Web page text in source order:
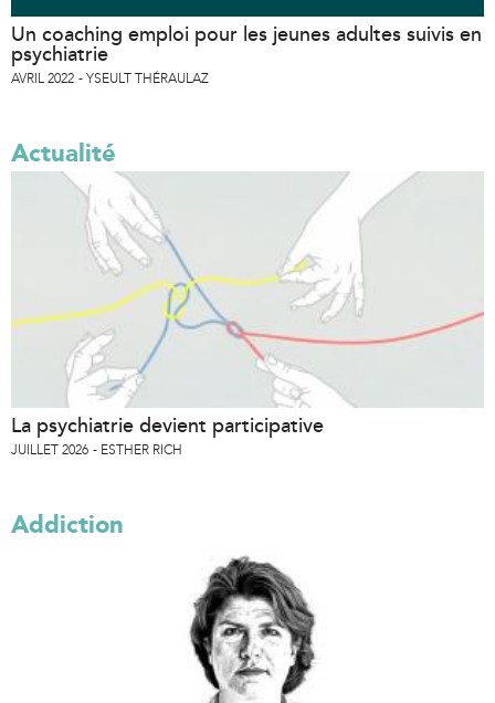
Un coaching emploi pour les jeunes adultes suivis en
psychiatrie
AVRIL 2022 YSEULT THÉRAULAZ
Actualité
La psychiatrie devient participative
JUILLET 2026 ESTHER RICH
Addiction